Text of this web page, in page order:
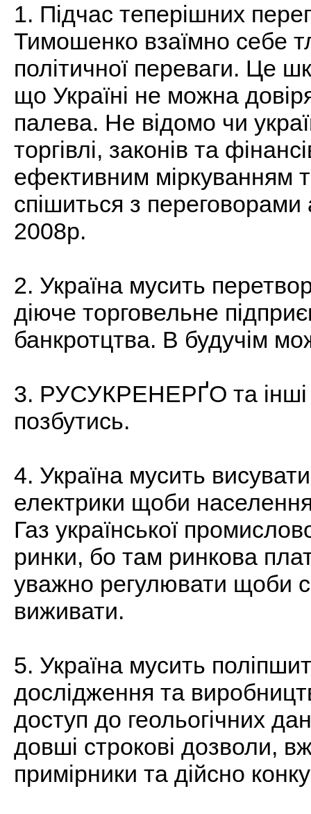
1. Підчас теперішних
Тимошенко взаїмно себе
політичної переваги. Це
що Україні не можна
палева. Не відомо чи
торгівлі, законів та
ефективним міркуванням
спішиться з переговорами
2008р.
2. Україна мусить
діюче торговельне
банкротцтва. В будучім
3. РУСУКРЕНЕРҐО та інші
позбутись.
4. Україна мусить
електрики щоби
Газ української
ринки, бо там ринкова
уважно регулювати щоби
виживати.
5. Україна мусить
дослідження та
доступ до геольогічних
довші строкові дозволи,
примірники та дійсно